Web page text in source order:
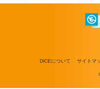
DiCEについて サイトマ